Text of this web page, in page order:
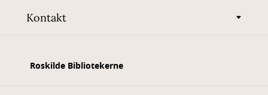
Kontakt
Roskilde Bibliotekerne